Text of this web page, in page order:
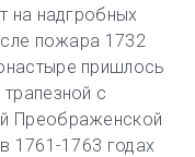
на надгробных
пожара 1732
пришлось
с
Преображенской
1761-1763 годах